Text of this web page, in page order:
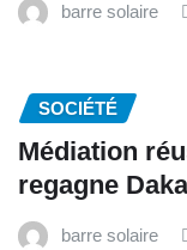
barre solaire
SOCIÉTÉ
Médiation
regagne
barre solaire